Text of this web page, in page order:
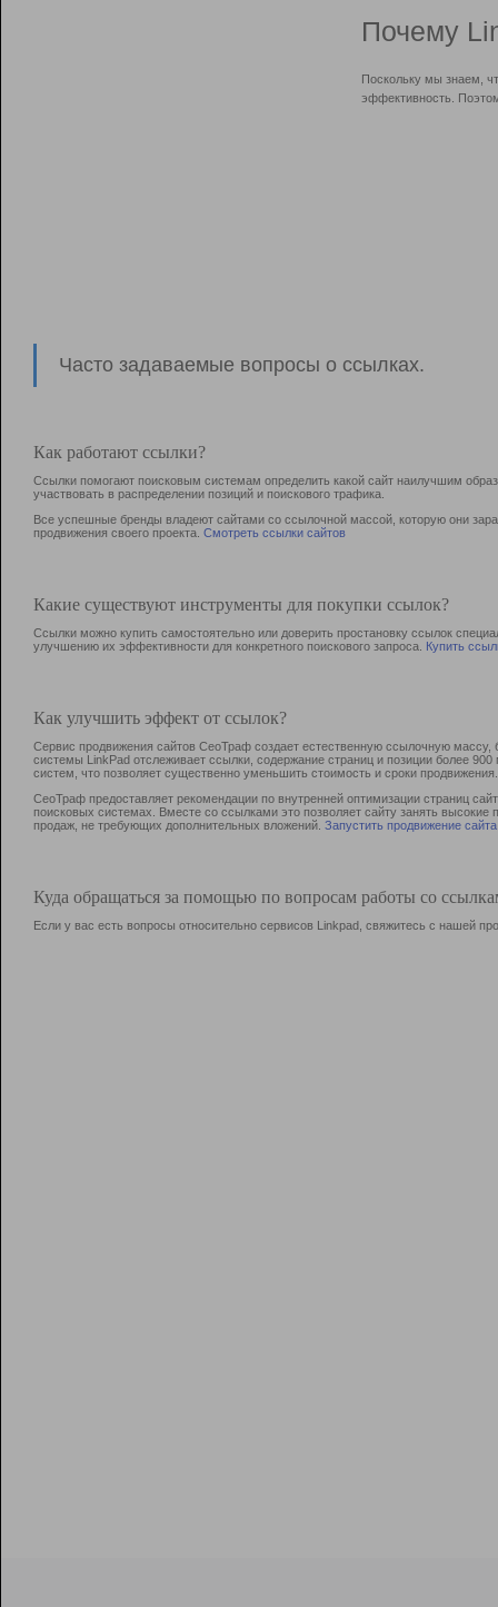
Почему
Поскольку мы знаем,
эффективность.
Часто задаваемые вопросы о ссылках.
Как работают ссылки?
Ссылки помогают поисковым системам определить какой сайт наилучшим
участвовать в раcпределении позиций и поискового трафика.
Все успешные бренды владеют сайтами со ссылочной массой, которую они
продвижения своего проекта. Смотреть ссылки сайтов
Какие существуют инструменты для покупки ссылок?
Ссылки можно купить самостоятельно или доверить простановку ссылок
улучшению их эффективности для конкретного поискового запроса. Купить
Как улучшить эффект от ссылок?
Сервис продвижения сайтов СеоТраф создает естественную ссылочную
системы LinkPad отслеживает ссылки, содержание страниц и позиции более
систем, что позволяет существенно уменьшить стоимость и сроки продвижения.
СеоТраф предоставляет рекомендации по внутренней оптимизации страниц
поисковых системах. Вместе со ссылками это позволяет сайту занять
продаж, не требующих дополнительных вложений. Запустить продвижение сайта
Куда обращаться за помощью по вопросам работы со
Если у вас есть вопросы относительно сервисов Linkpad, свяжитесь с нашей